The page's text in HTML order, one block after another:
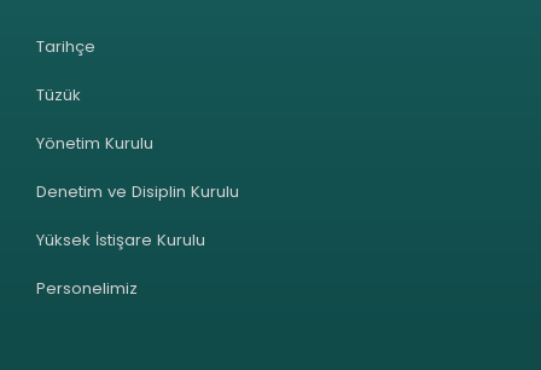
Tarihçe
Tüzük
Yönetim Kurulu
Denetim ve Disiplin Kurulu
Yüksek İstişare Kurulu
Personelimiz